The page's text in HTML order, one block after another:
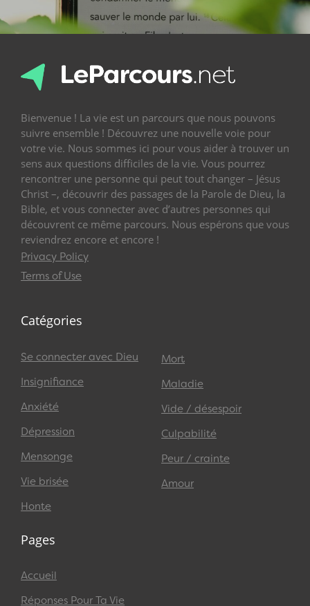
Bienvenue ! La vie est un parcours que nous pouvons
suivre ensemble ! Découvrez une nouvelle voie pour
votre vie. Nous sommes ici pour vous aider à trouver un
sens aux questions difficiles de la vie. Vous pourrez
rencontrer une personne qui peut tout changer – Jésus
Christ –, découvrir des passages de la Parole de Dieu, la
Bible, et vous connecter avec d’autres personnes qui
découvrent ce même parcours. Nous espérons que vous
reviendrez encore et encore !
Privacy Policy
Terms of Use
Catégories
Se connecter avec Dieu
Insignifiance
Anxiété
Dépression
Mensonge
Vie brisée
Honte
Mort
Maladie
Vide / désespoir
Culpabilité
Peur / crainte
Amour
Pages
Accueil
Réponses Pour Ta Vie